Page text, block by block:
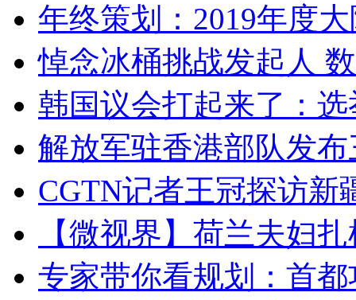
年终策划：2019年度
悼念冰桶挑战发起人
韩国议会打起来了：
解放军驻香港部队发
CGTN记者王冠探访新
【微视界】荷兰夫妇
专家带你看规划：首